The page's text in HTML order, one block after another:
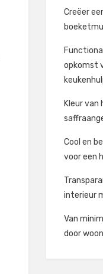
Creëer
opkomst
Kleur van
Cool en
voor een
interieur
Van
door